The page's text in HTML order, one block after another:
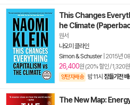
This Changes
he Climate
원서
나오미 클라인
Simon & Schuster| 2015년
26,400원 (20% 할인 / 1,320
양탄자배송 밤 11시 잠들기전
The New Map: